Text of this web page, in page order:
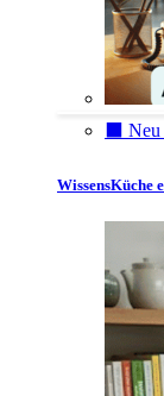
⬛️
WissensKüche